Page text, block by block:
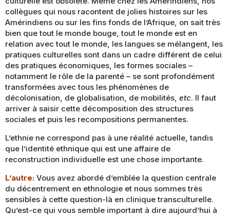
collègues qui nous racontent de jolies histoires sur les
Amérindiens ou sur les fins fonds de l’Afrique, on sait très
bien que tout le monde bouge, tout le monde est en
relation avec tout le monde, les langues se mélangent, les
pratiques culturelles sont dans un cadre différent de celui
des pratiques économiques, les formes sociales –
notamment le rôle de la parenté – se sont profondément
transformées avec tous les phénomènes de
décolonisation, de globalisation, de mobilités, etc. Il faut
arriver à saisir cette décomposition des structures
sociales et puis les recompositions permanentes.
L’ethnie ne correspond pas à une réalité actuelle, tandis
que l’identité ethnique qui est une affaire de
reconstruction individuelle est une chose importante.
L’autre: Vous avez abordé d’emblée la question centrale
du décentrement en ethnologie et nous sommes très
sensibles à cette question-là en clinique transculturelle.
Qu’est-ce qui vous semble important à dire aujourd’hui à